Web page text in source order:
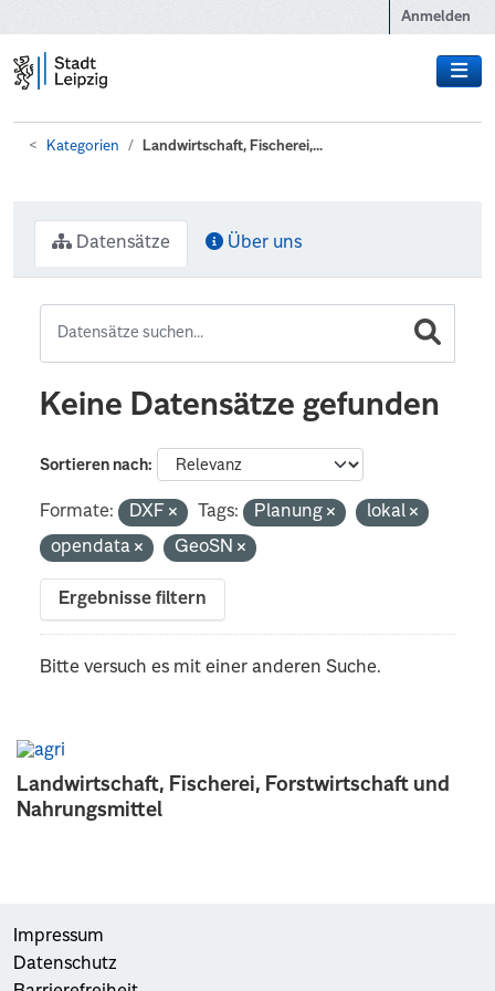
Anmelden
Kategorien Landwirtschaft, Fischerei,...
Landwirtschaft, Fischerei, Forstwirtschaft und
Nahrungsmittel
Datensätze Über uns
Keine Datensätze gefunden
Sortieren nach
Formate: DXF Tags: Planung
lokal
opendata
GeoSN
Ergebnisse filtern
Bitte versuch es mit einer anderen Suche.
Impressum
Datenschutz